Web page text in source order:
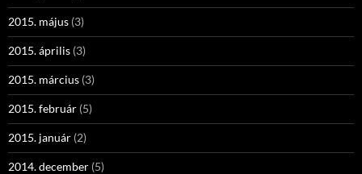
2015. május (3)
2015. április (3)
2015. március (3)
2015. február (5)
2015. január (2)
2014. december (5)